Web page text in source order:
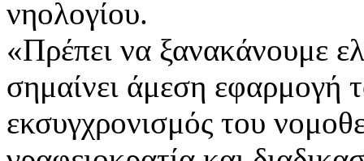
νηολογίου.
«Πρέπει να ξανακάνουμε
σημαίνει άμεση εφαρμογή
εκσυγχρονισμός του